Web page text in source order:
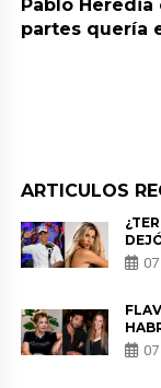
Pablo Heredia
partes quería
ARTICULOS
DE
DE